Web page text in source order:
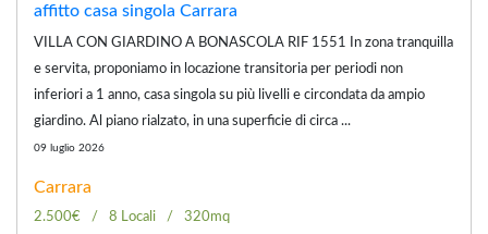
affitto casa singola Carrara
VILLA CON GIARDINO A BONASCOLA RIF 1551 In zona tranquilla
e servita, proponiamo in locazione transitoria per periodi non
inferiori a 1 anno, casa singola su più livelli e circondata da ampio
giardino. Al piano rialzato, in una superficie di circa ...
09 luglio 2026
Carrara
2.500€ 8 Locali 320mq